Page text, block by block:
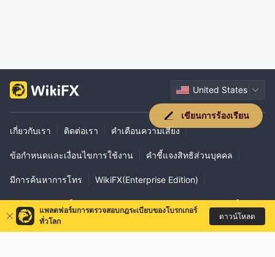
เขียนการร้องเรียน
United States
เกี่ยวกับเรา ติดต่อเรา คำเตือนความเสี่ยง |
ข้อกำหนดและเงื่อนไขการใช้งาน คำชี้แจงสิทธิส่วนบุคคล
มีการค้นหาการโทร WikiFX(Enterprise Edition)
การยืนยันอย่างเป็นทางการ EXPO WikiResearch
ความร่วมมือทางธุรกิจ
แพลตฟอร์มการตรวจสอบกฎระเบียบของโบรกเกอร์
ทั่วโลก
ดาวน์โหลด